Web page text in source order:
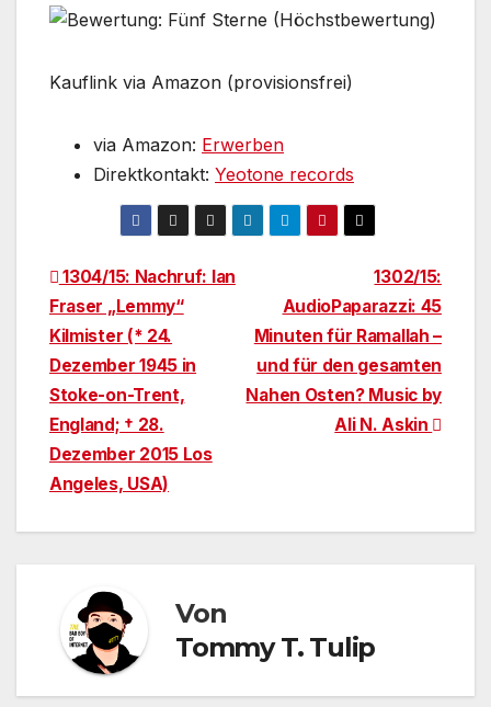
Kauflink via Amazon (provisionsfrei)
via Amazon: Erwerben
Direktkontakt: Yeotone records
Beitragsnavigation
1302/15:
AudioPaparazzi: 45
Minuten für Ramallah –
und für den gesamten
Nahen Osten? Music by
Ali N. Askin
1304/15: Nachruf: Ian
Fraser „Lemmy“
Kilmister (* 24.
Dezember 1945 in
Stoke-on-Trent,
England; † 28.
Dezember 2015 Los
Angeles, USA)
Von
Tommy T. Tulip